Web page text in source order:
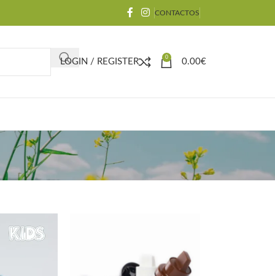
CONTACTOS
LOGIN / REGISTER
0
0.00€